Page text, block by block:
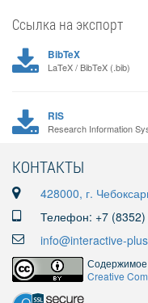
Ссылка на экспорт
BibTeX
LaTeX / BibTeX (.bib)
RIS
Research Information
КОНТАКТЫ
428000, г.
Телефон: +7 (8352)
info@interactive-
Содержимое
Creative